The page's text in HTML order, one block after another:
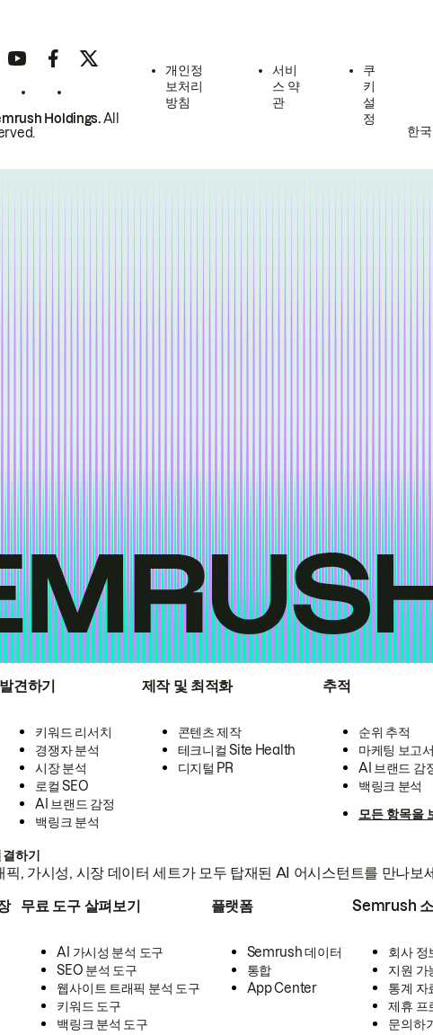
발견하기
키워드 리서치
경쟁자 분석
시장 분석
로컬 SEO
AI 브랜드 감정
백링크 분석
제작 및 최적화
콘텐츠 제작
테크니컬 Site Health
디지털 PR
추적
순위 추적
마케팅 보고
AI 브랜드 감
백링크 분석
모든 항목을
하기
, 가시성, 시장 데이터 세트가 모두 탑재된 AI 어시스턴트를 만나보
무료 도구 살펴보기
AI 가시성 분석 도구
SEO 분석 도구
웹사이트 트래픽 분석 도구
키워드 도구
백링크 분석 도구
플랫폼
Semrush 데이터
통합
App Center
Semrush
회사 정
지원 가
통계 자
제휴 프
문의하
Holdings.All
개인정
보처리
방침
서비
스 약
관
쿠
키
설
정
한